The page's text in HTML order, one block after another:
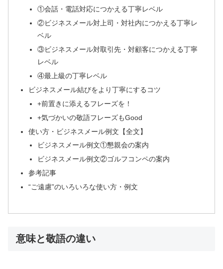
①会話・電話対応につかえる丁寧レベル
②ビジネスメール対上司・対社内につかえる丁寧レ
ベル
③ビジネスメール対取引先・対顧客につかえる丁寧
レベル
④最上級の丁寧レベル
ビジネスメール結びをより丁寧にするコツ
+前置きに添えるフレーズを！
+気づかいの敬語フレーズもGood
使い方・ビジネスメール例文【全文】
ビジネスメール例文①懇親会の案内
ビジネスメール例文②ゴルフコンペの案内
参考記事
“ご遠慮”のいろいろな使い方・例文
意味と敬語の違い